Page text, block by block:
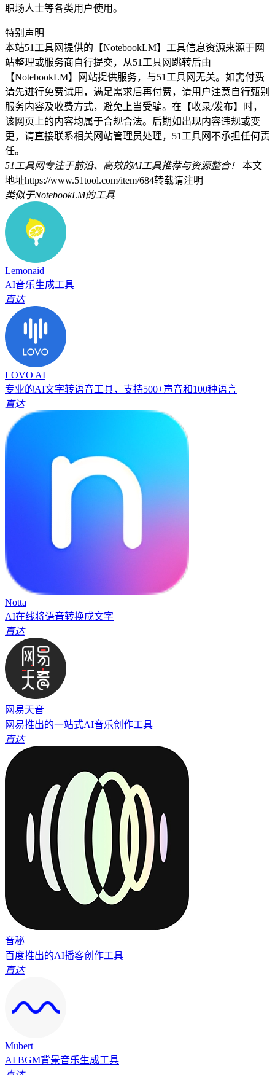
职场人士等各类用户使用。
特别声明
本站51工具网提供的【NotebookLM】工具信息资源来源于网
站整理或服务商自行提交，从51工具网跳转后由
【NotebookLM】网站提供服务，与51工具网无关。如需付费
请先进行免费试用，满足需求后再付费，请用户注意自行甄别
服务内容及收费方式，避免上当受骗。在【收录/发布】时，
该网页上的内容均属于合规合法。后期如出现内容违规或变
更，请直接联系相关网站管理员处理，51工具网不承担任何责
任。
51工具网专注于前沿、高效的AI工具推荐与资源整合！
本文
地址https://www.51tool.com/item/684转载请注明
类似于NotebookLM的工具
Lemonaid
AI音乐生成工具
直达
LOVO AI
专业的AI文字转语音工具，支持500+声音和100种语言
直达
Notta
AI在线将语音转换成文字
直达
网易天音
网易推出的一站式AI音乐创作工具
直达
音秘
百度推出的AI播客创作工具
直达
Mubert
AI BGM背景音乐生成工具